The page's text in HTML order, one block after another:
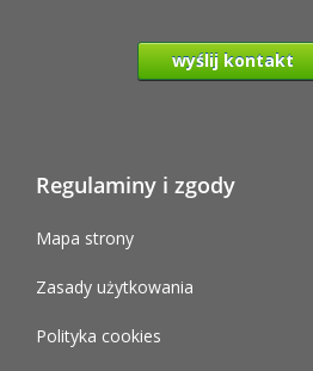
wyślij kontakt
Regulaminy i zgody
Mapa strony
Zasady użytkowania
Polityka cookies